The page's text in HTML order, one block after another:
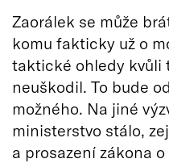
Zaorálek se může
komu fakticky už o
taktické ohledy kvůli
neuškodil. To bude
možného. Na jiné
ministerstvo stálo,
a prosazení zákona